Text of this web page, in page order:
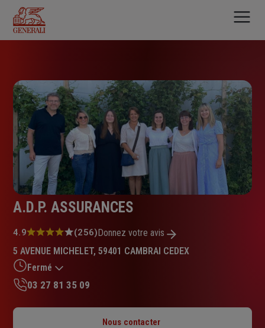
contenu
principal
A.D.P. ASSURANCES
Note
4.9
sur
5
étoiles
4.9 (256)Donnez votre avis
5 AVENUE MICHELET, 59401 CAMBRAI CEDEX
Fermé
Mardi : 09h – 12h / 13h30 – 17h30
03 27 81 35 09
Nous contacter